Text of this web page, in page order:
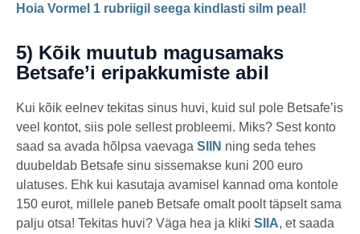
Hoia Vormel 1 rubriigil seega kindlasti silm peal!
5) Kõik muutub magusamaks
Betsafe’i eripakkumiste abil
Kui kõik eelnev tekitas sinus huvi, kuid sul pole Betsafe’is
veel kontot, siis pole sellest probleemi. Miks? Sest konto
saad sa avada hõlpsa vaevaga SIIN ning seda tehes
duubeldab Betsafe sinu sissemakse kuni 200 euro
ulatuses. Ehk kui kasutaja avamisel kannad oma kontole
150 eurot, millele paneb Betsafe omalt poolt täpselt sama
palju otsa! Tekitas huvi? Väga hea ja kliki SIIA, et saada